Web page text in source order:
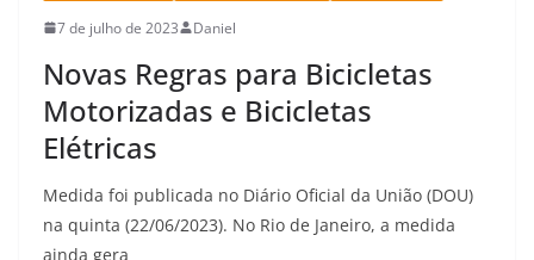
7 de julho de 2023 Daniel
Novas Regras para Bicicletas
Motorizadas e Bicicletas
Elétricas
Medida foi publicada no Diário Oficial da União (DOU)
na quinta (22/06/2023). No Rio de Janeiro, a medida
ainda gera